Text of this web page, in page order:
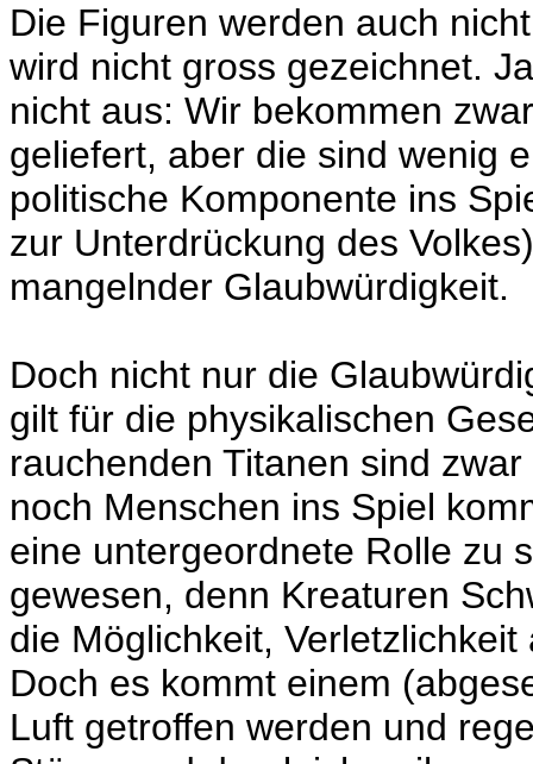
Die Figuren werden auch
wird nicht gross gezeichnet.
nicht aus: Wir bekommen
geliefert, aber die sind wenig
politische Komponente ins
zur Unterdrückung des
mangelnder Glaubwürdigkeit.
Doch nicht nur die
gilt für die physikalischen
rauchenden Titanen sind
noch Menschen ins Spiel
eine untergeordnete Rolle zu
gewesen, denn Kreaturen
die Möglichkeit,
Doch es kommt einem
Luft getroffen werden und